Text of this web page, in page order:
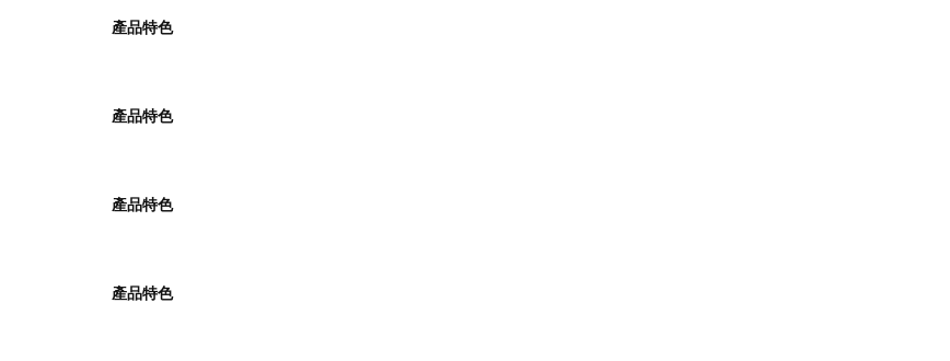
產品特色
產品特色
產品特色
產品特色